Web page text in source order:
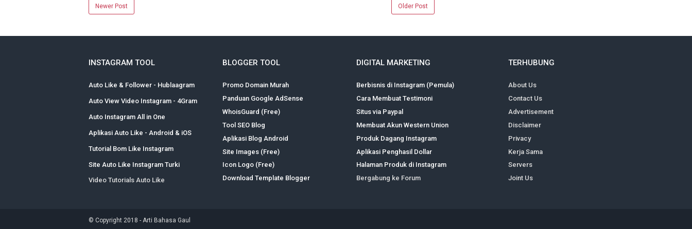
Newer Post Older Post
INSTAGRAM TOOL
Auto Like & Follower - Hublaagram
Auto View Video Instagram - 4Gram
Auto Instagram All in One
Aplikasi Auto Like - Android & iOS
Tutorial Bom Like Instagram
Site Auto Like Instagram Turki
Video Tutorials Auto Like
BLOGGER TOOL
Promo Domain Murah
Panduan Google AdSense
WhoisGuard (Free)
Tool SEO Blog
Aplikasi Blog Android
Site Images (Free)
Icon Logo (Free)
Download Template Blogger
DIGITAL MARKETING
Berbisnis di Instagram (Pemula)
Cara Membuat Testimoni
Situs via Paypal
Membuat Akun Western Union
Produk Dagang Instagram
Aplikasi Penghasil Dollar
Halaman Produk di Instagram
Bergabung ke Forum
TERHUBUNG
About Us
Contact Us
Advertisement
Disclaimer
Privacy
Kerja Sama
Servers
Joint Us
© Copyright 2018 - Arti Bahasa Gaul